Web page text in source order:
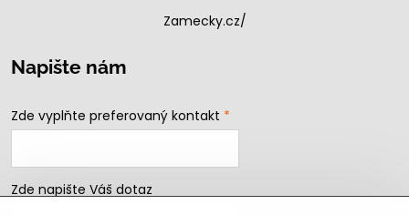
Zamecky.cz/
Napište nám
Zde vyplňte preferovaný kontakt *
Zde napište Váš dotaz